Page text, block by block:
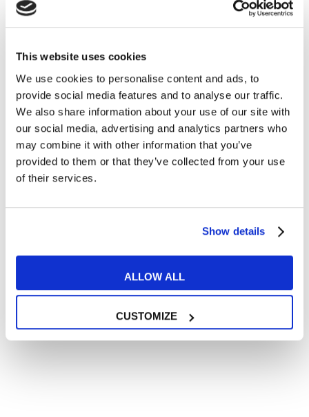
This website uses cookies
We use cookies to personalise content and ads, to
provide social media features and to analyse our traffic.
We also share information about your use of our site with
our social media, advertising and analytics partners who
may combine it with other information that you’ve
provided to them or that they’ve collected from your use
of their services.
Show details
ALLOW ALL
CUSTOMIZE
Articoli dedicati alla grammatica inglese
Articoli dedicati a inglese nel mondo del lavoro
Articoli con tips e new sulla lingua inglese
Articoli divertenti su film e musica
In quanto di età superiore ai 16 anni, dichiaro di acconsentire
al trattamento dei miei dati personali in conformità
all’informativa privacy.
Desidero ricevere comunicazioni commerciali e promozionali